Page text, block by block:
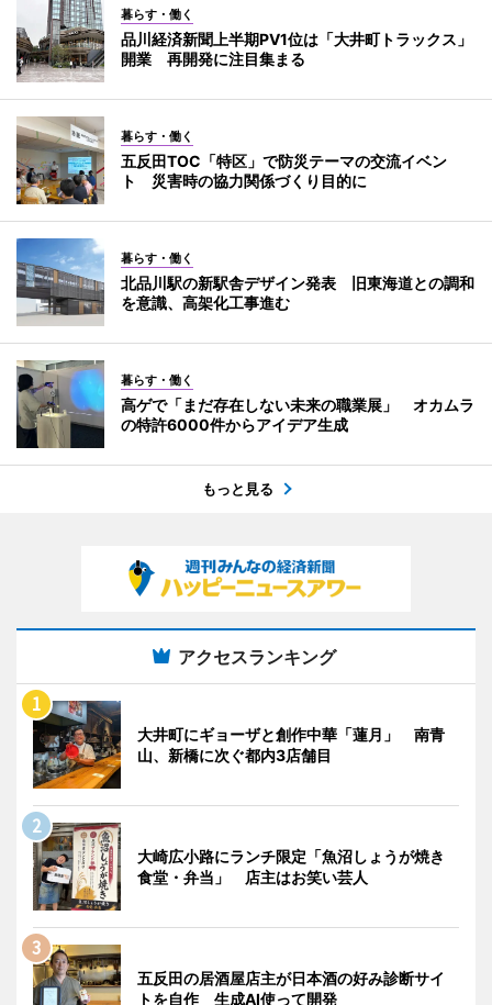
暮らす・働く
品川経済新聞上半期PV1位は「大井町トラックス」
開業 再開発に注目集まる
暮らす・働く
五反田TOC「特区」で防災テーマの交流イベン
ト 災害時の協力関係づくり目的に
暮らす・働く
北品川駅の新駅舎デザイン発表 旧東海道との調和
を意識、高架化工事進む
暮らす・働く
高ゲで「まだ存在しない未来の職業展」 オカムラ
の特許6000件からアイデア生成
もっと見る
アクセスランキング
大井町にギョーザと創作中華「蓮月」 南青
山、新橋に次ぐ都内3店舗目
大崎広小路にランチ限定「魚沼しょうが焼き
食堂・弁当」 店主はお笑い芸人
五反田の居酒屋店主が日本酒の好み診断サイ
トを自作 生成AI使って開発